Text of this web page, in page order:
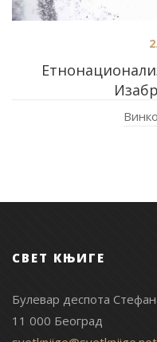
СВЕТ КЊИГЕ
Булевар деспота
11 000 Београд